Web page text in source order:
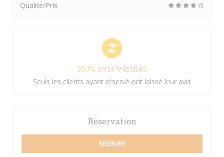
Qualité/Prix
100% avis vérifiés
Seuls les clients ayant réservé ont laissé leur avis
Réservation
RÉSERVER